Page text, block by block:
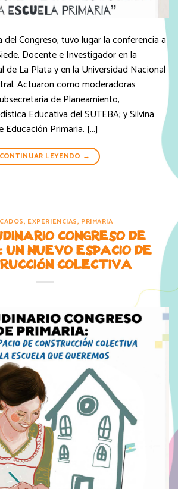
Congreso, tuvo lugar la conferencia a
Docente e Investigador en la
de La Plata y en la Universidad Nacional
Actuaron como moderadoras
de Planeamiento,
Educativa del SUTEBA; y Silvina
Educación Primaria. […]
CONTINUAR LEYENDO →
, EXPERIENCIAS, PRIMARIA
CONGRESO DE
UN NUEVO ESPACIO DE
COLECTIVA